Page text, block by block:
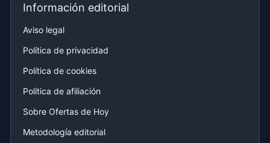
Información editorial
Aviso legal
Política de privacidad
Política de cookies
Política de afiliación
Sobre Ofertas de Hoy
Metodología editorial